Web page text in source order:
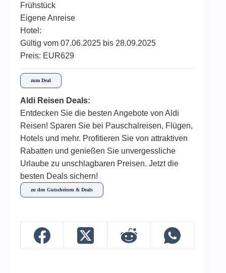
Frühstück
Eigene Anreise
Hotel:
Gültig vom 07.06.2025 bis 28.09.2025
Preis: EUR629
zum Deal
Aldi Reisen Deals:
Entdecken Sie die besten Angebote von Aldi
Reisen! Sparen Sie bei Pauschalreisen, Flügen,
Hotels und mehr. Profitieren Sie von attraktiven
Rabatten und genießen Sie unvergessliche
Urlaube zu unschlagbaren Preisen. Jetzt die
besten Deals sichern!
zu den Gutscheinen & Deals